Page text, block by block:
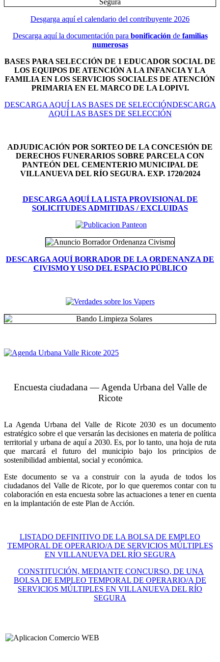
Desgarga aquí el calendario del contribuyente 2026
Descarga aquí la documentación para bonificación de familias
numerosas
BASES PARA SELECCIÓN DE 1 EDUCADOR SOCIAL DE
LOS EQUIPOS DE ATENCIÓN A LA INFANCIA Y LA
FAMILIA EN LOS SERVICIOS SOCIALES DE ATENCIÓN
PRIMARIA EN EL MARCO DE LA LOPIVI.
DESCARGA AQUÍ LAS BASES DE SELECCIÓNDESCARGA
AQUÍ LAS BASES DE SELECCIÓN
ADJUDICACIÓN POR SORTEO DE LA CONCESIÓN DE
DERECHOS FUNERARIOS SOBRE PARCELA CON
PANTEÓN DEL CEMENTERIO MUNICIPAL DE
VILLANUEVA DEL RÍO SEGURA. EXP. 1720/2024
DESCARGA AQUÍ LA LISTA PROVISIONAL DE
SOLICITUDES ADMITIDAS / EXCLUIDAS
DESCARGA AQUÍ BORRADOR DE LA ORDENANZA DE
CIVISMO Y USO DEL ESPACIO PÚBLICO
Encuesta ciudadana — Agenda Urbana del Valle de
Ricote
La Agenda Urbana del Valle de Ricote 2030 es un documento
estratégico sobre el que versarán las decisiones en materia de política
territorial y urbana de aquí a 2030. Es, por lo tanto, una hoja de ruta
que marcará el futuro del municipio bajo los principios de
sostenibilidad ambiental, social y económica.
Este documento se va a construir con la ayuda de todos los
ciudadanos del Valle de Ricote, por lo que queremos contar con tu
colaboración en esta encuesta sobre las actuaciones a tener en cuenta
en la implantación de este Plan de Acción.
LISTADO DEFINITIVO DE LA BOLSA DE EMPLEO
TEMPORAL DE OPERARIO/A DE SERVICIOS MÚLTIPLES
EN VILLANUEVA DEL RÍO SEGURA
CONSTITUCIÓN, MEDIANTE CONCURSO, DE UNA
BOLSA DE EMPLEO TEMPORAL DE OPERARIO/A DE
SERVICIOS MÚLTIPLES EN VILLANUEVA DEL RÍO
SEGURA